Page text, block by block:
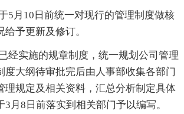
5月10日前统一对现行的管理制度做核
予更新及修订。
经实施的规章制度，统一规划公司管理
度大纲待审批完后由人事部收集各部门
理规定及相关资料，汇总分析制定具体
月8日前落实到相关部门予以编写。